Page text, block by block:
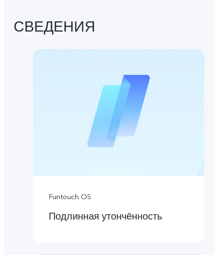
СВЕДЕНИЯ
Funtouch OS
Подлинная утончённость